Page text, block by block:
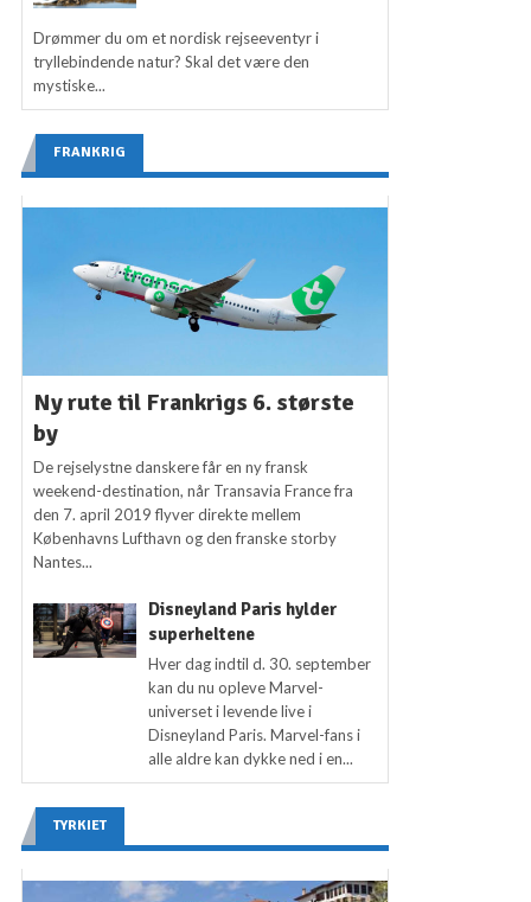
Drømmer du om et nordisk rejseeventyr i
tryllebindende natur? Skal det være den
mystiske...
FRANKRIG
Ny rute til Frankrigs 6. største
by
De rejselystne danskere får en ny fransk
weekend-destination, når Transavia France fra
den 7. april 2019 flyver direkte mellem
Københavns Lufthavn og den franske storby
Nantes...
Disneyland Paris hylder
superheltene
Hver dag indtil d. 30. september
kan du nu opleve Marvel-
universet i levende live i
Disneyland Paris. Marvel-fans i
alle aldre kan dykke ned i en...
TYRKIET